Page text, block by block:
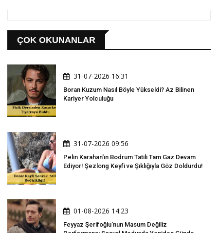
ÇOK OKUNANLAR
31-07-2026 16:31
Boran Kuzum Nasıl Böyle Yükseldi? Az Bilinen
Kariyer Yolculuğu
31-07-2026 09:56
Pelin Karahan'ın Bodrum Tatili Tam Gaz Devam
Ediyor! Şezlong Keyfi ve Şıklığıyla Göz Doldurdu!
01-08-2026 14:23
Feyyaz Şerifoğlu'nun Masum Değiliz